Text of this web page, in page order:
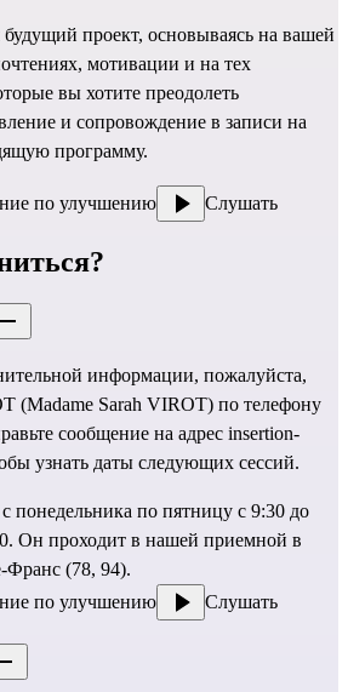
проект, основываясь на вашей
мотивации и на тех
вы хотите преодолеть
и сопровождение в записи на
программу.
по улучшению Слушать
информации, пожалуйста,
(Madame Sarah VIROT) по телефону
сообщение на адрес insertion-
узнать даты следующих сессий.
понедельника по пятницу с 9:30 до
Он проходит в нашей приемной в
Франс (78, 94).
по улучшению
Слушать